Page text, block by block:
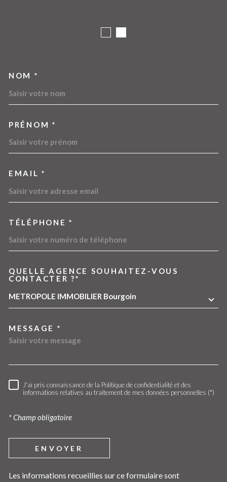
NOM *
PRÉNOM *
EMAIL *
TÉLÉPHONE *
QUELLE AGENCE SOUHAITEZ-VOUS
CONTACTER ?*
METROPOLE IMMOBILIER Bourgoin
MESSAGE *
RÈGLEMENTATION
J'ai pris connaissance de la Politique de confidentialité et des
informations relatives au traitement de mes données personnelles (*)
* Champ obligatoire
ENVOYER
Les informations recueillies sur ce formulaire sont